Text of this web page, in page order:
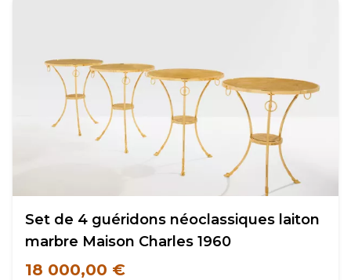
Set de 4 guéridons néoclassiques laiton
marbre Maison Charles 1960
18 000,00 €